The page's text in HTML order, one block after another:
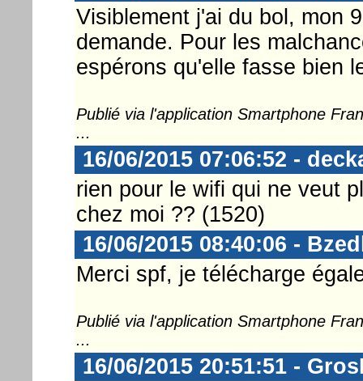
Visiblement j'ai du bol, mon
demande. Pour les
espérons qu'elle fasse bien
Publié via l'application Smartphone
...
16/06/2015 07:06:52 -
rien pour le wifi qui ne veut
chez moi ?? (1520)
16/06/2015 08:40:06 -
Merci spf, je télécharge
Publié via l'application Smartphone
...
16/06/2015 20:51:51 -